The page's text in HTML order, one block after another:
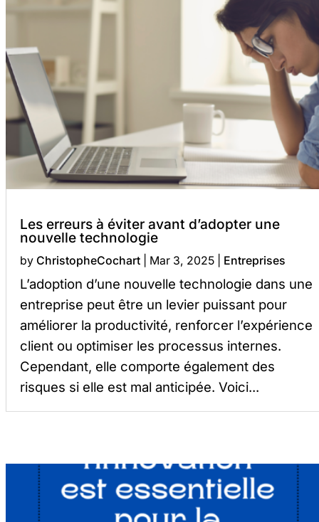
Les erreurs à éviter avant d’adopter une
nouvelle technologie
by ChristopheCochart Mar 3, 2025 Entreprises
L’adoption d’une nouvelle technologie dans une
entreprise peut être un levier puissant pour
améliorer la productivité, renforcer l’expérience
client ou optimiser les processus internes.
Cependant, elle comporte également des
risques si elle est mal anticipée. Voici...